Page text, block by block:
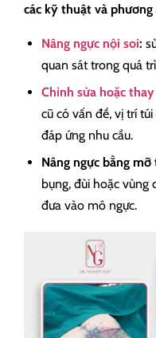
các kỹ thuật và phương
Nâng ngực nội soi:
quan sát trong quá
Chỉnh sửa hoặc
cũ có vấn đề, vị trí
đáp ứng nhu cầu.
Nâng ngực bằng
bụng, đùi hoặc vùng
đưa vào mô ngực.